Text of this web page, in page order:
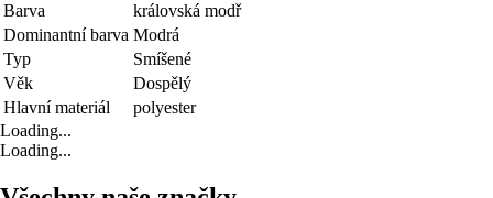
Barva
královská modř
Dominantní barva Modrá
Typ
Smíšené
Věk
Dospělý
Hlavní materiál
polyester
Loading...
Loading...